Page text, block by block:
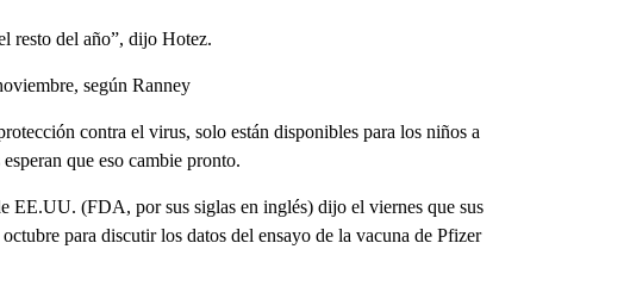
resto del año”, dijo Hotez.
según Ranney
contra el virus, solo están disponibles para los niños a
que eso cambie pronto.
EE.UU. (FDA, por sus siglas en inglés) dijo el viernes que sus
para discutir los datos del ensayo de la vacuna de Pfizer